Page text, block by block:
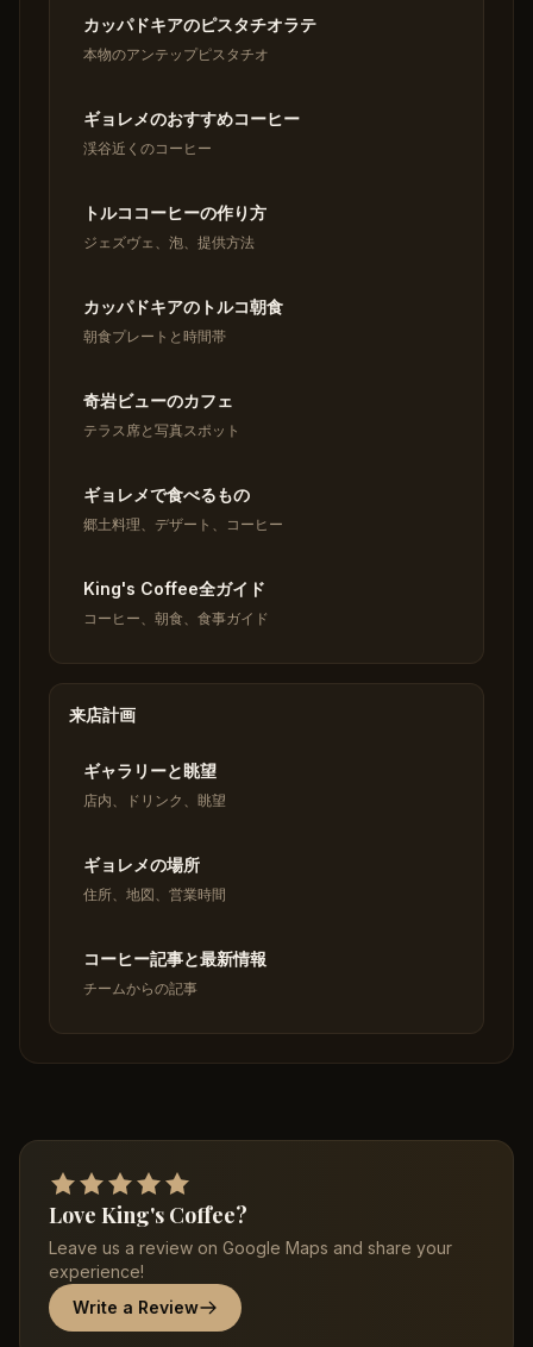
カッパドキアのピスタチオラテ
本物のアンテップピスタチオ
ギョレメのおすすめコーヒー
渓谷近くのコーヒー
トルココーヒーの作り方
ジェズヴェ、泡、提供方法
カッパドキアのトルコ朝食
朝食プレートと時間帯
奇岩ビューのカフェ
テラス席と写真スポット
ギョレメで食べるもの
郷土料理、デザート、コーヒー
King's Coffee全ガイド
コーヒー、朝食、食事ガイド
来店計画
ギャラリーと眺望
店内、ドリンク、眺望
ギョレメの場所
住所、地図、営業時間
コーヒー記事と最新情報
チームからの記事
Love King's Coffee?
Leave us a review on Google Maps and share your
experience!
Write a Review